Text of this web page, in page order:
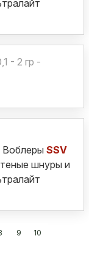
- 2 гр -
Воблеры SSV
шнуры и
9 10